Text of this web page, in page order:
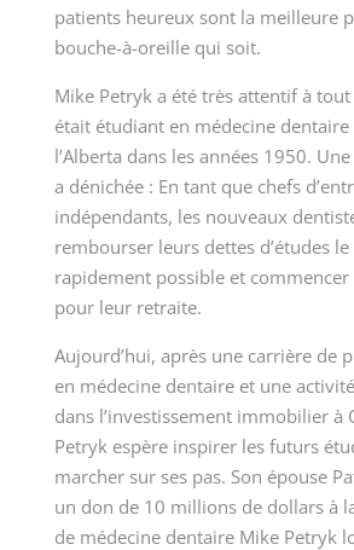
patients heureux sont la meilleure
bouche-à-oreille qui soit.
Mike Petryk a été très attentif à tout
était étudiant en médecine dentaire
l’Alberta dans les années 1950.
a dénichée : En tant que chefs
indépendants, les nouveaux
rembourser leurs dettes d’études
rapidement possible et commencer
pour leur retraite.
Aujourd’hui, après une carrière de
en médecine dentaire et une
dans l’investissement immobilier à
Petryk espère inspirer les futurs
marcher sur ses pas. Son épouse
un don de 10 millions de dollars à
de médecine dentaire Mike Petryk